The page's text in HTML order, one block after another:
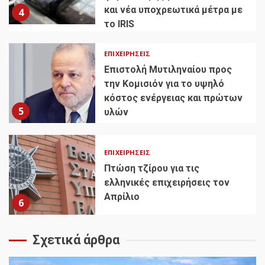
4
και νέα υποχρεωτικά μέτρα με
το IRIS
5
ΕΠΙΧΕΙΡΉΣΕΙΣ
Επιστολή Μυτιληναίου προς
την Κομισιόν για το υψηλό
κόστος ενέργειας και πρώτων
υλών
6
ΕΠΙΧΕΙΡΉΣΕΙΣ
Πτώση τζίρου για τις
ελληνικές επιχειρήσεις τον
Απρίλιο
Σχετικά άρθρα